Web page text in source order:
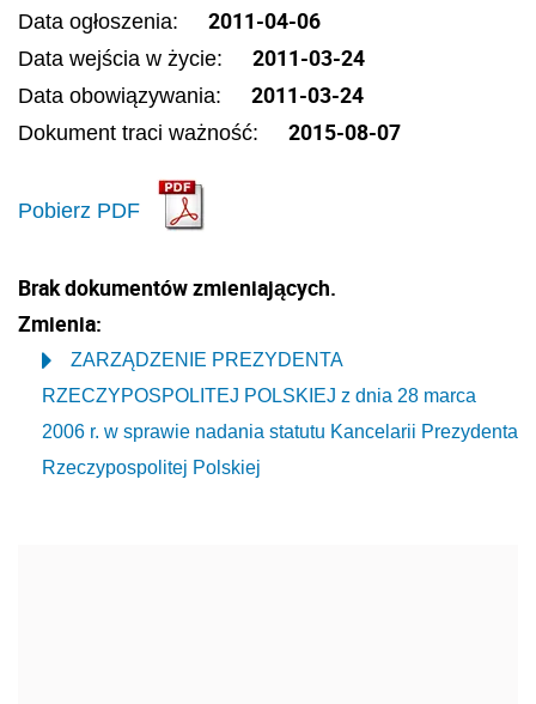
Data ogłoszenia: 2011-04-06
Data wejścia w życie: 2011-03-24
Data obowiązywania: 2011-03-24
Dokument traci ważność: 2015-08-07
Pobierz PDF
Brak dokumentów zmieniających.
Zmienia:
ZARZĄDZENIE PREZYDENTA
RZECZYPOSPOLITEJ POLSKIEJ z dnia 28 marca
2006 r. w sprawie nadania statutu Kancelarii Prezydenta
Rzeczypospolitej Polskiej